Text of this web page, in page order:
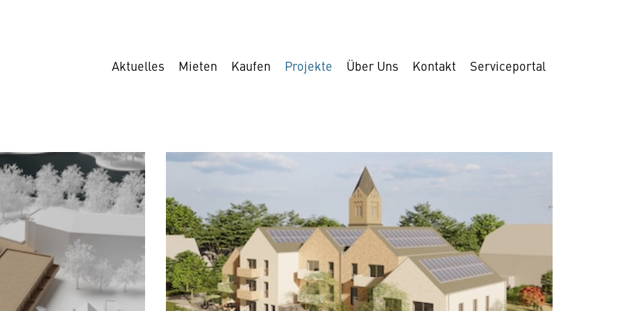
Aktuelles
Mieten Kaufen Projekte Über Uns Kontakt Serviceportal